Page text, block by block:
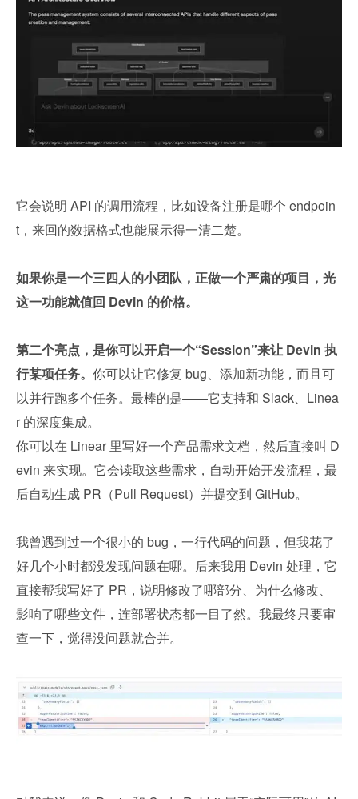
它会说明 API 的调用流程，比如设备注册是哪个 endpoin
t，来回的数据格式也能展示得一清二楚。
如果你是一个三四人的小团队，正做一个严肃的项目，光
这一功能就值回 Devin 的价格。
第二个亮点，是你可以开启一个“Session”来让 Devin 执
行某项任务。 你可以让它修复 bug、添加新功能，而且可
以并行跑多个任务。最棒的是——它支持和 Slack、Linea
r 的深度集成。
你可以在 Linear 里写好一个产品需求文档，然后直接叫 D
evin 来实现。它会读取这些需求，自动开始开发流程，最
后自动生成 PR（Pull Request）并提交到 GitHub。
我曾遇到过一个很小的 bug，一行代码的问题，但我花了
好几个小时都没发现问题在哪。后来我用 Devin 处理，它
直接帮我写好了 PR，说明修改了哪部分、为什么修改、
影响了哪些文件，连部署状态都一目了然。我最终只要审
查一下，觉得没问题就合并。